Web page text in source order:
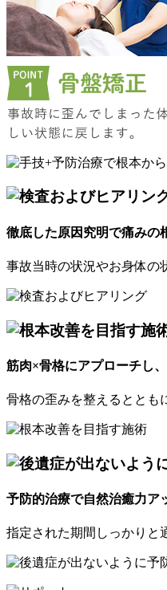
徹底した原因究明で痛みの
事故当時の状況やお身体の
筋肉×骨格にアプローチし
骨格の歪みを整えるととも
予防的治療で自然治癒力ア
指定された期間しっかりと